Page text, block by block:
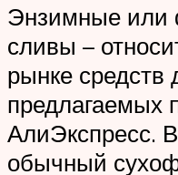
Энзимные или
сливы –
рынке средств
предлагаемых
АлиЭкспресс.
обычный